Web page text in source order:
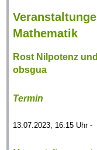
Mathematik
Rost Nilpotenz
obsgua
Termin
13.07.2023, 16:15 Uhr -